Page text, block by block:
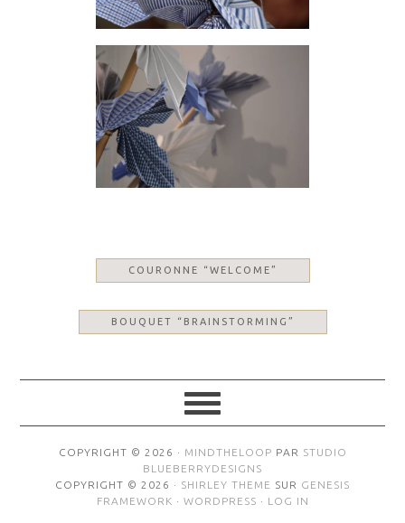
COURONNE “WELCOME”
BOUQUET “BRAINSTORMING”
COPYRIGHT © 2026 · MINDTHELOOP PAR STUDIO
BLUEBERRYDESIGNS
COPYRIGHT © 2026 · SHIRLEY THEME SUR GENESIS
FRAMEWORK · WORDPRESS · LOG IN